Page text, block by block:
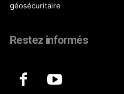
géosécuritaire
Restez informés